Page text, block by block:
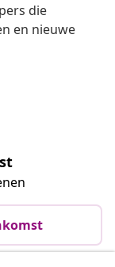
die
en nieuwe